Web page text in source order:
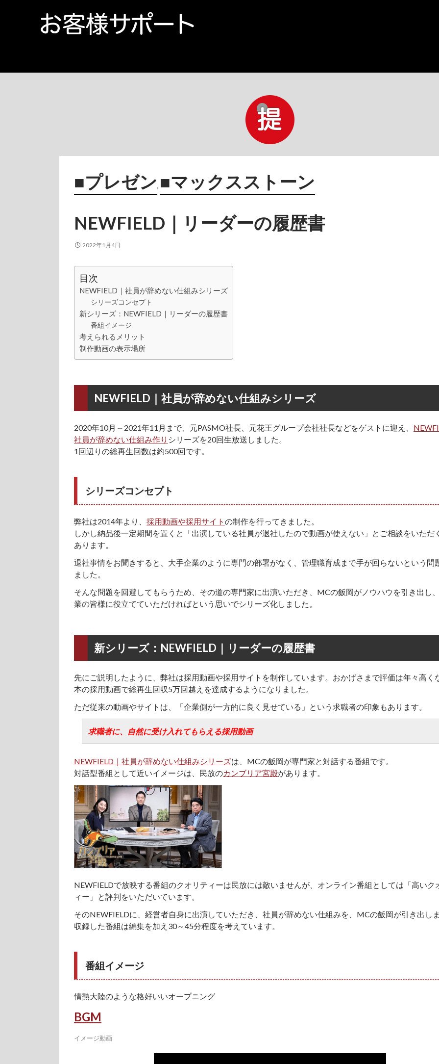
■プレゼン, ■マックスストーン
NEWFIELD｜リーダーの履歴書
2022年1月4日
目次
NEWFIELD｜社員が辞めない仕組みシリーズ
シリーズコンセプト
新シリーズ：NEWFIELD｜リーダーの履歴書
番組イメージ
考えられるメリット
制作動画の表示場所
NEWFIELD｜社員が辞めない仕組みシリーズ
2020年10月～2021年11月まで、元PASMO社長、元花王グループ会社社長などをゲストに迎え、
社員が辞めない仕組み作り シリーズを20回生放送しました。
1回辺りの総再生回数は約500回です。
シリーズコンセプト
弊社は2014年より、採用動画や採用サイトの制作を行ってきました。
しかし納品後一定期間を置くと「出演している社員が退社したので動画が使えない」とご相談をいただ
あります。
退社事情をお聞きすると、大手企業のように専門の部署がなく、管理職育成まで手が回らないという問
ました。
そんな問題を回避してもらうため、その道の専門家に出演いただき、MCの飯岡がノウハウを引き出し
業の皆様に役立てていただければという思いでシリーズ化しました。
新シリーズ：NEWFIELD｜リーダーの履歴書
先にご説明したように、弊社は採用動画や採用サイトを制作しています。おかげさまで評価は年々高く
本の採用動画で総再生回収5万回越えを達成するようになりました。
ただ従来の動画やサイトは、「企業側が一方的に良く見せている」という求職者の印象もあります。
求職者に、自然に受け入れてもらえる採用動画
NEWFIELD｜社員が辞めない仕組みシリーズは、MCの飯岡が専門家と対話する番組です。
対話型番組として近いイメージは、民放のカンブリア宮殿があります。
NEWFIELDで放映する番組のクオリティーは民放には敵いませんが、オンライン番組としては「高いク
ィー」と評判をいただいています。
そのNEWFIELDに、経営者自身に出演していただき、社員が辞めない仕組みを、MCの飯岡が引き出し
収録した番組は編集を加え30～45分程度を考えています。
番組イメージ
情熱大陸のような格好いいオープニング
BGM
イメージ動画